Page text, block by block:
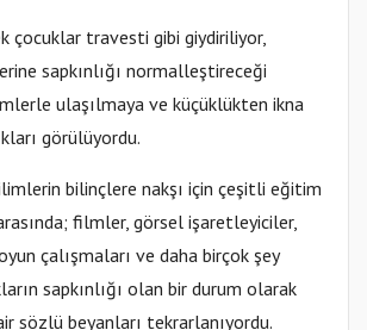
çocuklar travesti gibi giydiriliyor,
sapkınlığı normalleştireceği
ulaşılmaya ve küçüklükten ikna
görülüyordu.
bilinçlere nakşı için çeşitli eğitim
filmler, görsel işaretleyiciler,
çalışmaları ve daha birçok şey
sapkınlığı olan bir durum olarak
sözlü beyanları tekrarlanıyordu.